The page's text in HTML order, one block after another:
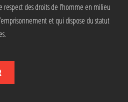
respect des droits de l’homme en milieu
et qui dispose du statut